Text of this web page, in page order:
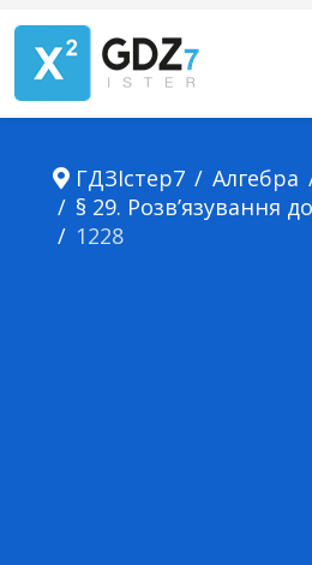
ГДЗІстер7 Алгебра
§ 29. Розв’язування
1228